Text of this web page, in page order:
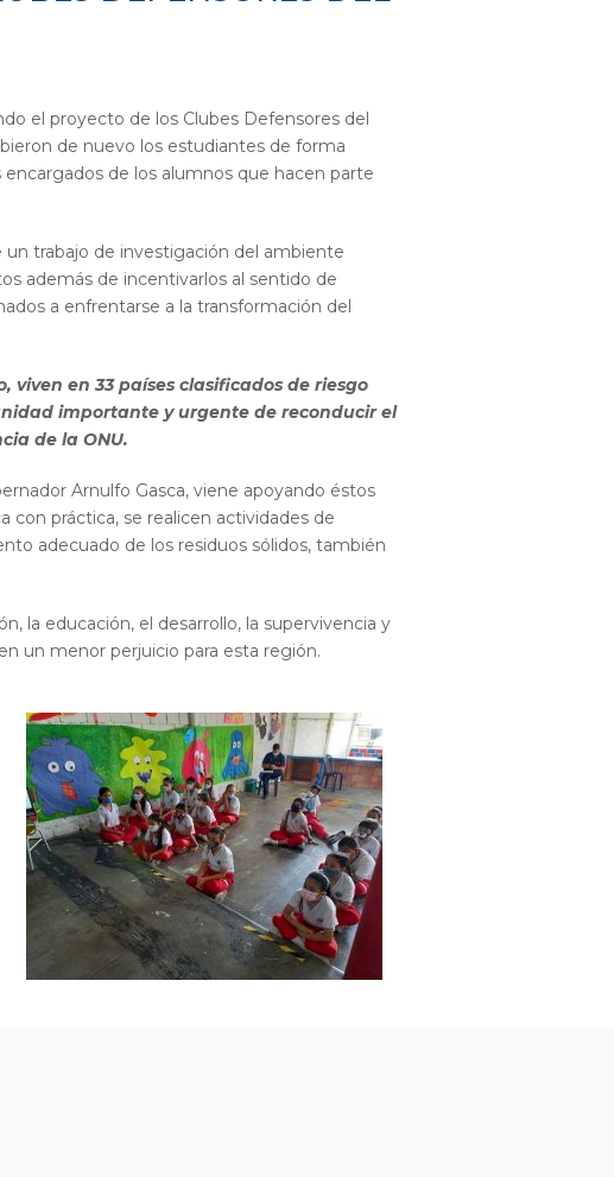
el proyecto de los Clubes Defensores del
de nuevo los estudiantes de forma
de los alumnos que hacen parte
trabajo de investigación del ambiente
además de incentivarlos al sentido de
a enfrentarse a la transformación del
viven en 33 países clasificados de riesgo
importante y urgente de reconducir el
de la ONU.
Arnulfo Gasca, viene apoyando éstos
con práctica, se realicen actividades de
adecuado de los residuos sólidos, también
la educación, el desarrollo, la supervivencia y
un menor perjuicio para esta región.